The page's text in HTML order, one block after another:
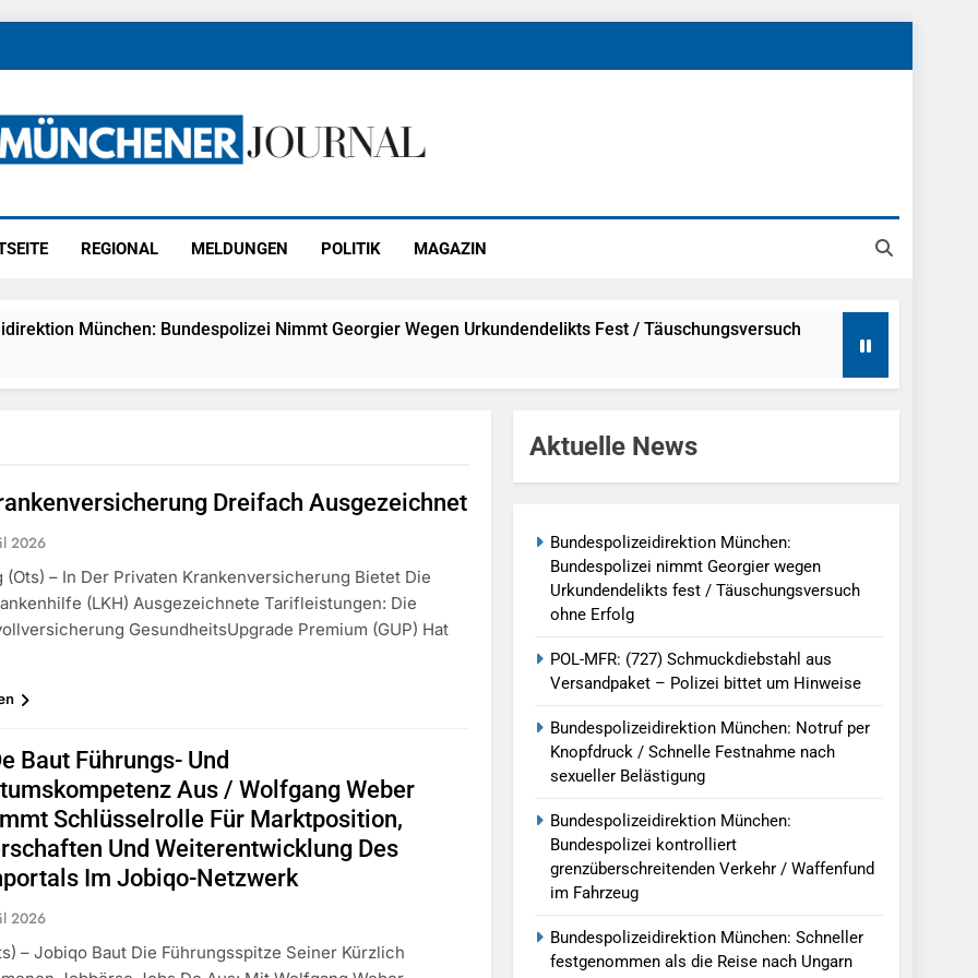
REGIONAL MELDUNGEN POLITIK MAGAZIN
München: Bundespolizei Nimmt Georgier Wegen Urkundendelikts Fest / Täuschungsversuch
München: Notruf Per Knopfdruck / Schnelle Festnahme Nach Sexueller Belästigung
München: Bundespolizei Kontrolliert Grenzüberschreitenden Verkehr / Waffenfund Im
München: Schneller Festgenommen Als Die Reise Nach Ungarn Beendet / Bundespolizei Nimmt
Ungarn Mit Auslieferungshaftbefehl Fest
München: Ausgesetzte Katze Am Bahnhof Bamberg Aufgefunden – Tierheim Übernimmt
Auf: Schrotthändler Erschleicht Rund 45.000 Euro Sozialleistungen Ermittlungen Der Finanzkontrolle
Zu Rechtskräftiger Verurteilung Wegen Betrugs
München: Europaweit Gesuchtes Mitglied Einer Kriminellen Vereinigung Geht Ins Netz –
Europäischen Auslieferungshaftbefehl
München: Update Zu Den Einsatzmaßnahmen Der Bundespolizei In Saarbrücken
München: Beinahekollision An Bahnübergang In Aubing / Bundespolizei Ermittelt Wegen
In Den Bahnverkehr
Dreifach Ausgezeichnet
2026
(ots) – In Der Privaten Krankenversicherung Bietet Die
(LKH) Ausgezeichnete Tarifleistungen: Die
GesundheitsUpgrade Premium (GUP) Hat
Baut Führungs- Und
Aus / Wolfgang Weber
Schlüsselrolle Für Marktposition,
Und Weiterentwicklung Des
Im Jobiqo-Netzwerk
2026
– Jobiqo Baut Die Führungsspitze Seiner Kürzlich
Aktuelle News
Bundespolizeidirektion München:
Bundespolizei nimmt Georgier wegen
Urkundendelikts fest / Täuschungsversuch
ohne Erfolg
POL-MFR: (727) Schmuckdiebstahl aus
Versandpaket – Polizei bittet um Hinweise
Bundespolizeidirektion München: Notruf per
Knopfdruck / Schnelle Festnahme nach
sexueller Belästigung
Bundespolizeidirektion München:
Bundespolizei kontrolliert
grenzüberschreitenden Verkehr / Waffenfund
im Fahrzeug
Bundespolizeidirektion München: Schneller
festgenommen als die Reise nach Ungarn